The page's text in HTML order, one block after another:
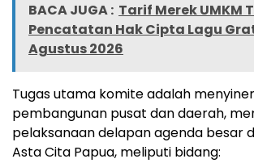
BACA JUGA : Tarif Merek UMKM
Pencatatan Hak Cipta Lagu
Agustus 2026
Tugas utama komite adalah
pembangunan pusat dan daerah,
pelaksanaan delapan agenda besar
Asta Cita Papua, meliputi bidang: